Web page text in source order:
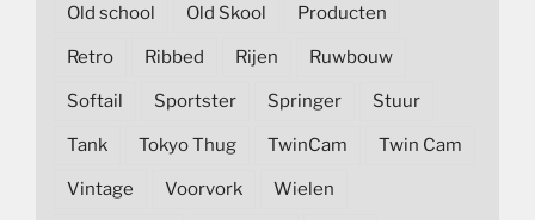
Old school Old Skool Producten
Retro Ribbed Rijen Ruwbouw
Softail Sportster Springer Stuur
Tank Tokyo Thug TwinCam Twin Cam
Vintage Voorvork Wielen